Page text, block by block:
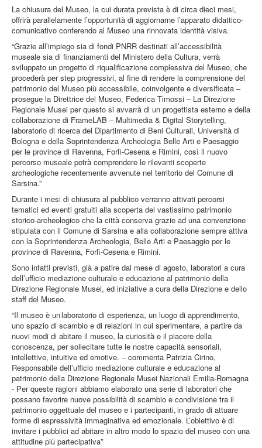
La chiusura del Museo, la cui durata prevista è di circa dieci mesi,
offrirà parallelamente l’opportunità di aggiornarne l’apparato didattico-
comunicativo conferendo al Museo una rinnovata identità visiva.
“Grazie all’impiego sia di fondi PNRR destinati all’accessibilità
museale sia di finanziamenti del Ministero della Cultura, verrà
sviluppato un progetto di riqualificazione complessiva del Museo, che
procederà per step progressivi, al fine di rendere la comprensione del
patrimonio del Museo più accessibile, coinvolgente e diversificata –
prosegue la Direttrice del Museo, Federica Timossi – La Direzione
Regionale Musei per questo si avvarrà di un progettista esterno e della
collaborazione di FrameLAB – Multimedia & Digital Storytelling,
laboratorio di ricerca del Dipartimento di Beni Culturali, Università di
Bologna e della Soprintendenza Archeologia Belle Arti e Paesaggio
per le province di Ravenna, Forlì-Cesena e Rimini, così il nuovo
percorso museale potrà comprendere le rilevanti scoperte
archeologiche recentemente avvenute nel territorio del Comune di
Sarsina.”
Durante i mesi di chiusura al pubblico verranno attivati percorsi
tematici ed eventi gratuiti alla scoperta del vastissimo patrimonio
storico-archeologico che la città conserva grazie ad una convenzione
stipulata con il Comune di Sarsina e alla collaborazione sempre attiva
con la Soprintendenza Archeologia, Belle Arti e Paesaggio per le
province di Ravenna, Forlì-Cesena e Rimini.
Sono infatti previsti, già a patire dal mese di agosto, laboratori a cura
dell’ufficio mediazione culturale e educazione al patrimonio della
Direzione Regionale Musei, ed iniziative a cura della Direzione e dello
staff del Museo.
“Il museo è un laboratorio di esperienza, un luogo di apprendimento,
uno spazio di scambio e di relazioni in cui sperimentare, a partire da
nuovi modi di abitare il museo, la curiosità e il piacere della
conoscenza, per sollecitare tutte le nostre capacità sensoriali,
intellettive, intuitive ed emotive. – commenta Patrizia Cirino,
Responsabile dell’ufficio mediazione culturale e educazione al
patrimonio della Direzione Regionale Musei Nazionali Emilia-Romagna
- Per queste ragioni abbiamo elaborato una serie di laboratori che
possano favorire nuove possibilità di scambio e condivisione tra il
patrimonio oggettuale del museo e i partecipanti, in grado di attuare
forme di espressività immaginativa ed emozionale. L’obiettivo è di
invitare i pubblici ad abitare in altro modo lo spazio del museo con una
attitudine più partecipativa”